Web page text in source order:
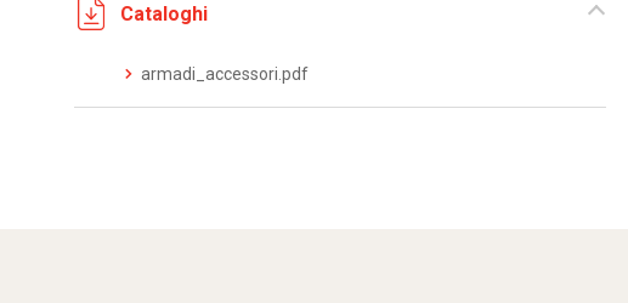
Cataloghi
armadi_accessori.pdf